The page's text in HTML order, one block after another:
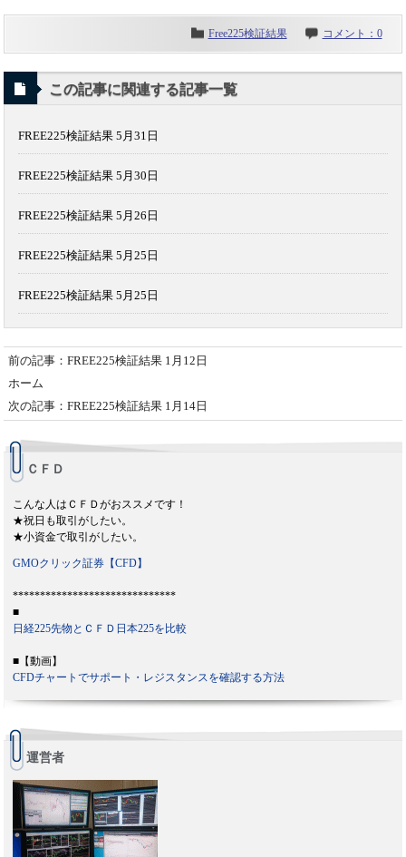
Free225検証結果 コメント：0
この記事に関連する記事一覧
FREE225検証結果 5月31日
FREE225検証結果 5月30日
FREE225検証結果 5月26日
FREE225検証結果 5月25日
FREE225検証結果 5月25日
前の記事：FREE225検証結果 1月12日
ホーム
次の記事：FREE225検証結果 1月14日
ＣＦＤ
こんな人はＣＦＤがおススメです！
★祝日も取引がしたい。
★小資金で取引がしたい。
GMOクリック証券【CFD】
******************************
■
日経225先物とＣＦＤ日本225を比較
■【動画】
CFDチャートでサポート・レジスタンスを確認する方法
運営者